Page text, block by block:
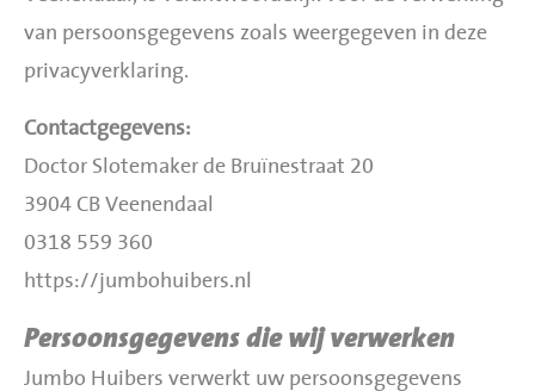
Petenbos
Acties
Werken bij Jumbo Huibers
Vacatures en Solliciteren
Werken en leren
Jumbo.com
BBQ gigant webshop
Jumbo Huibers Specials
van persoonsgegevens zoals weergegeven in deze
privacyverklaring.
Contactgegevens:
Doctor Slotemaker de Bruïnestraat 20
3904 CB Veenendaal
0318 559 360
https://jumbohuibers.nl
Persoonsgegevens die wij verwerken
Jumbo Huibers verwerkt uw persoonsgegevens